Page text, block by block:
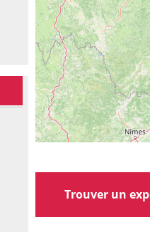
Trouver un